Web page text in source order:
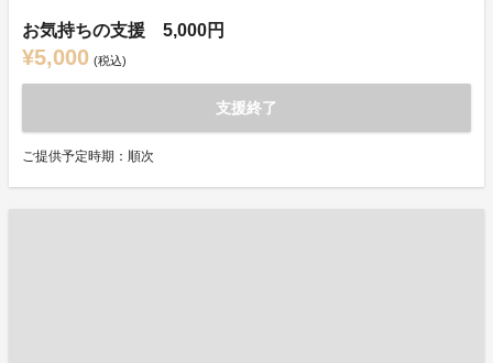
お気持ちの支援 5,000円
¥5,000 (税込)
支援終了
ご提供予定時期：順次